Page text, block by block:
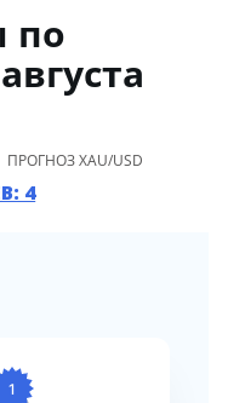
по
ПРОГНОЗ XAU/USD
4
1